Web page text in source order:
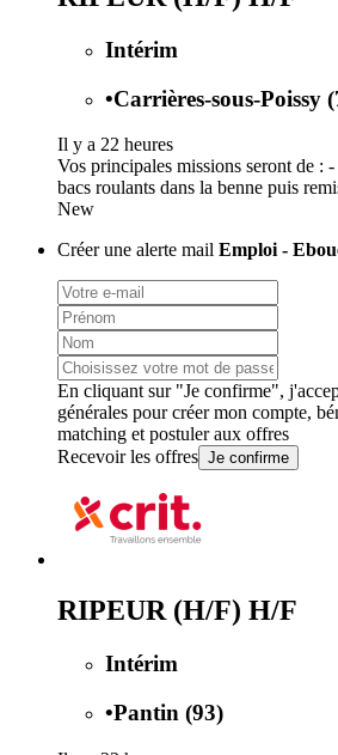
Intérim
•Carrières-sous-Poissy
Il y a 22 heures
Vos principales missions seront de :
bacs roulants dans la benne puis
New
Créer une alerte mail Emploi -
En cliquant sur "Je confirme",
générales pour créer mon compte,
matching et postuler aux offres
Recevoir les offres Je confirme
RIPEUR (H/F) H/F
Intérim
•Pantin (93)